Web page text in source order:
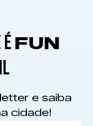
FUN
e saiba
cidade!